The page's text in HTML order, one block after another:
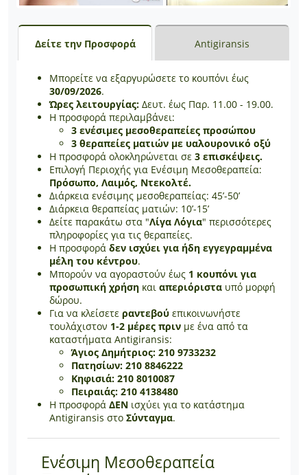
Δείτε την Προσφορά Antigiransis
Μπορείτε να εξαργυρώσετε το κουπόνι έως
30/09/2026.
Ώρες λειτουργίας: Δευτ. έως Παρ. 11.00 - 19.00.
Η προσφορά περιλαμβάνει:
3 ενέσιμες μεσοθεραπείες προσώπου
3 θεραπείες ματιών με υαλουρονικό οξύ
Η προσφορά ολοκληρώνεται σε 3 επισκέψεις.
Επιλογή Περιοχής για Ενέσιμη Μεσοθεραπεία:
Πρόσωπο, Λαιμός, Ντεκολτέ.
Διάρκεια ενέσιμης μεσοθεραπείας: 45’-50’
Διάρκεια θεραπείας ματιών: 10’-15’
Δείτε παρακάτω στα "Λίγα Λόγια" περισσότερες
πληροφορίες για τις θεραπείες.
Η προσφορά δεν ισχύει για ήδη εγγεγραμμένα
μέλη του κέντρου.
Μπορούν να αγοραστούν έως 1 κουπόνι για
προσωπική χρήση και απεριόριστα υπό μορφή
δώρου.
Για να κλείσετε ραντεβού επικοινωνήστε
τουλάχιστον 1-2 μέρες πριν με ένα από τα
καταστήματα Antigiransis:
Άγιος Δημήτριος: 210 9733232
Πατησίων: 210 8846222
Κηφισιά: 210 8010087
Πειραιάς: 210 4138480
Η προσφορά ΔΕΝ ισχύει για το κατάστημα
Antigiransis στο Σύνταγμα.
Ενέσιμη Μεσοθεραπεία